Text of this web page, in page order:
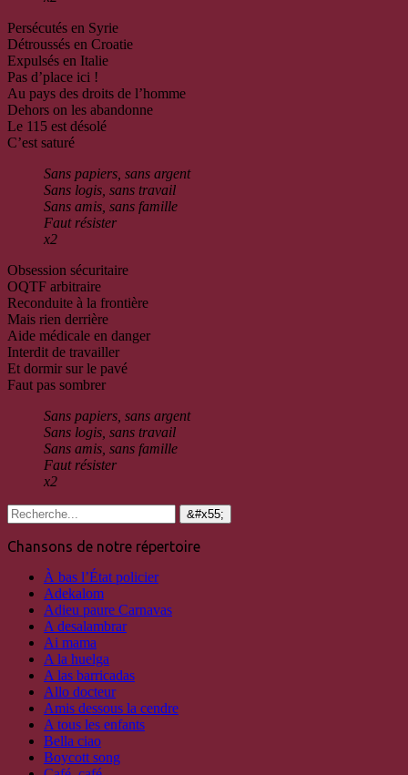
Persécutés en Syrie
Détroussés en Croatie
Expulsés en Italie
Pas d’place ici !
Au pays des droits de l’homme
Dehors on les abandonne
Le 115 est désolé
C’est saturé
Sans papiers, sans argent
Sans logis, sans travail
Sans amis, sans famille
Faut résister
x2
Obsession sécuritaire
OQTF arbitraire
Reconduite à la frontière­­­­­
Mais rien derrière
Aide médicale en danger
Interdit de travailler
Et dormir sur le pavé
Faut pas sombrer
Sans papiers, sans argent
Sans logis, sans travail
Sans amis, sans famille
Faut résister
x2
Chansons de notre répertoire
À bas l’État policier
Adekalom
Adieu paure Carnavas
A desalambrar
Ai mama
A la huelga
A las barricadas
Allo docteur
Amis dessous la cendre
A tous les enfants
Bella ciao
Boycott song